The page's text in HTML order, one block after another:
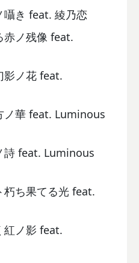
囁き feat. 綾乃恋
赤ノ残像 feat.
影ノ花 feat.
ノ華 feat. Luminous
詩 feat. Luminous
朽ち果てる光 feat.
紅ノ影 feat.